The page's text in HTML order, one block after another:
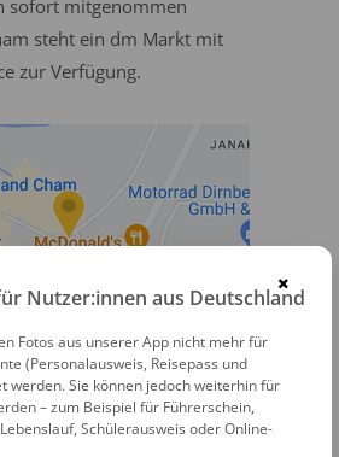
sofort mitgenommen
steht ein dm Markt mit
zur Verfügung.
Siemens-Straße 40
×
Nutzer:innen aus Deutschland
Fotos aus unserer App nicht mehr für
(Personalausweis, Reisepass und
werden. Sie können jedoch weiterhin für
– zum Beispiel für Führerschein,
Schülerausweis oder Online-